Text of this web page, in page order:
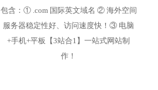
包含：① .com 国际英文域名 ② 海外空间
服务器稳定性好、访问速度快！③ 电脑
+手机+平板【3站合1】一站式网站制
作！